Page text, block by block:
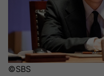
©SBS